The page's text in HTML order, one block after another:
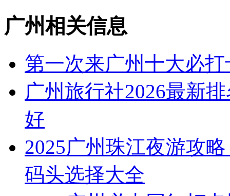
广州相关信息
第一次来广州十大必
广州旅行社2026最新
好
2025广州珠江夜游攻
码头选择大全